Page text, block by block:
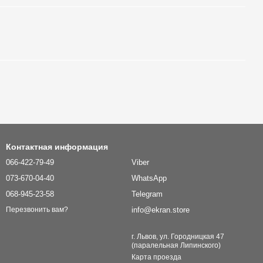
Контактная информация
066-422-79-49
073-670-04-40
068-945-23-58
Перезвонить вам?
Viber
WhatsApp
Telegram
info@ekran.store
г. Львов, ул. Городницкая 47
(паралельная Липинского)
Карта проезда